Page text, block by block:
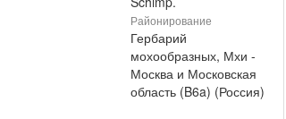
Районирование
Гербарий
мохообразных, Мхи -
Москва и Московская
область (B6a) (Россия)